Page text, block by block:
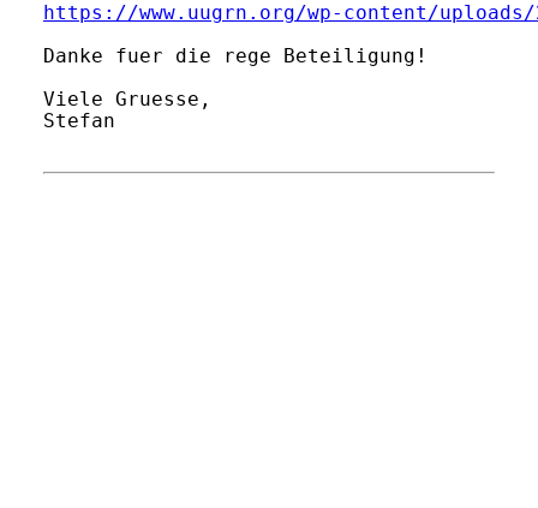
https://www.uugrn.org/wp-content/uploads/
Danke fuer die rege Beteiligung!
Viele Gruesse,
Stefan